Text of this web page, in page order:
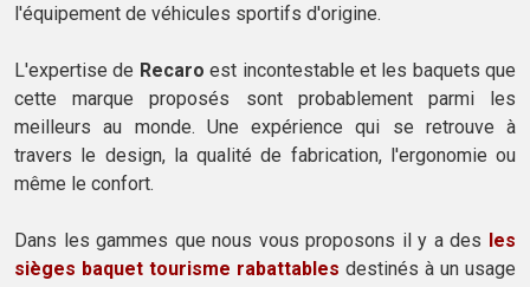
l'équipement de véhicules sportifs d'origine.
L'expertise de Recaro est incontestable et les baquets que
cette marque proposés sont probablement parmi les
meilleurs au monde. Une expérience qui se retrouve à
travers le design, la qualité de fabrication, l'ergonomie ou
même le confort.
Dans les gammes que nous vous proposons il y a des les
sièges baquet tourisme rabattables destinés à un usage